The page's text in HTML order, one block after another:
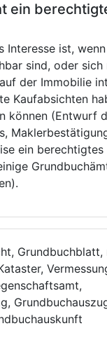
ein
Interesse ist,
sind, oder sich
der Immobilie
Kaufabsichten
können (Entwurf
ein berechtigtes
Grundbuchblatt,